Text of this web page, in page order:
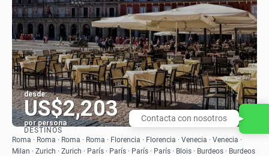
desde:
US$2,203
por persona
Ver
DESTINOS
Roma · Roma · Roma · Roma · Florencia · Florencia · Venecia · Venecia ·
Milan · Zurich · Zurich · París · París · París · París · Blois · Burdeos · Burdeos
Contacta con nosotros